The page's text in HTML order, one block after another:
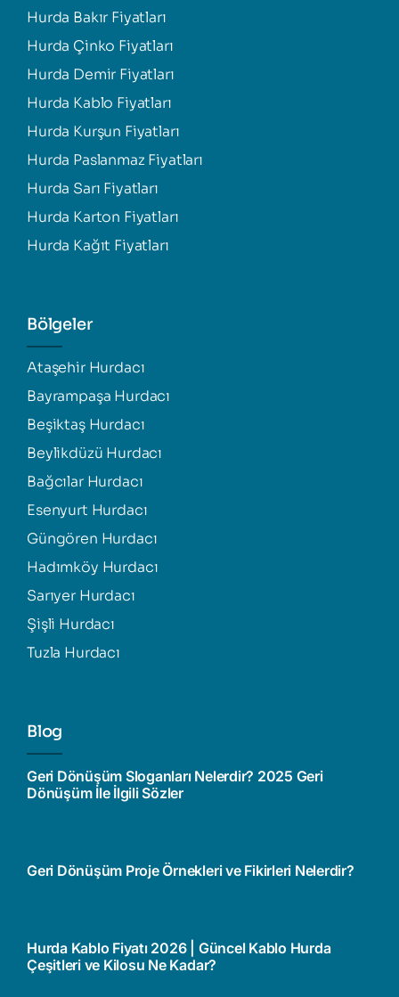
Hurda Bakır Fiyatları
Hurda Çinko Fiyatları
Hurda Demir Fiyatları
Hurda Kablo Fiyatları
Hurda Kurşun Fiyatları
Hurda Paslanmaz Fiyatları
Hurda Sarı Fiyatları
Hurda Karton Fiyatları
Hurda Kağıt Fiyatları
Bölgeler
Ataşehir Hurdacı
Bayrampaşa Hurdacı
Beşiktaş Hurdacı
Beylikdüzü Hurdacı
Bağcılar Hurdacı
Esenyurt Hurdacı
Güngören Hurdacı
Hadımköy Hurdacı
Sarıyer Hurdacı
Şişli Hurdacı
Tuzla Hurdacı
Blog
Geri Dönüşüm Sloganları Nelerdir? 2025 Geri
Dönüşüm İle İlgili Sözler
Geri Dönüşüm Proje Örnekleri ve Fikirleri Nelerdir?
Hurda Kablo Fiyatı 2026 | Güncel Kablo Hurda
Çeşitleri ve Kilosu Ne Kadar?